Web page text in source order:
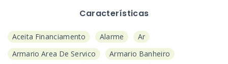
Características
Aceita Financiamento Alarme
Ar
Armario Area De Servico
Armario Banheiro